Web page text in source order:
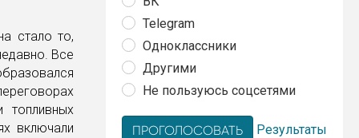
стало то,
Все
топливных
включали
Telegram
Одноклассники
Другими
Не пользуюсь соцсетями
Результаты